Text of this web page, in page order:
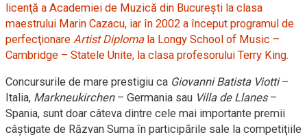
licenţă a Academiei de Muzică din Bucureşti la clasa
maestrului Marin Cazacu, iar în 2002 a început programul de
perfecţionare Artist Diplomala Longy School of Music –
Cambridge – Statele Unite, la clasa profesorului Terry King.
Concursurile de mare prestigiu ca Giovanni Batista Viotti–
Italia, Markneukirchen– Germania sau Villa de Llanes–
Spania, sunt doar câteva dintre cele mai importante premii
câştigate de Răzvan Suma în participările sale la competiţiile